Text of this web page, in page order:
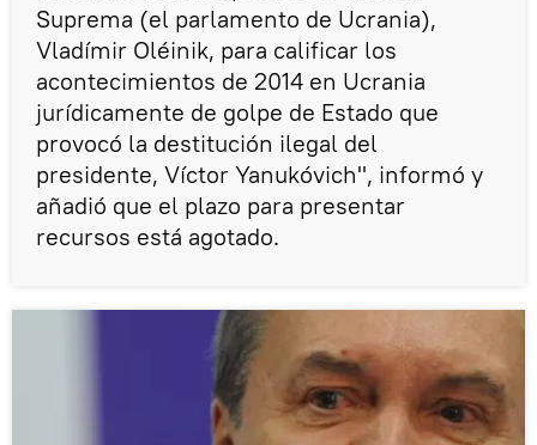
Suprema (el parlamento de Ucrania),
Vladímir Oléinik, para calificar los
acontecimientos de 2014 en Ucrania
jurídicamente de golpe de Estado que
provocó la destitución ilegal del
presidente, Víctor Yanukóvich", informó y
añadió que el plazo para presentar
recursos está agotado.